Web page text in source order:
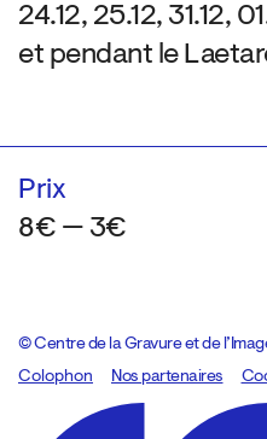
24.12, 25.12, 31.12,
et pendant le
Prix
8€ — 3€
© Centre de la Gravure et de
Colophon
Design:Marcel Kaczmarek, code:
Nos partenaires